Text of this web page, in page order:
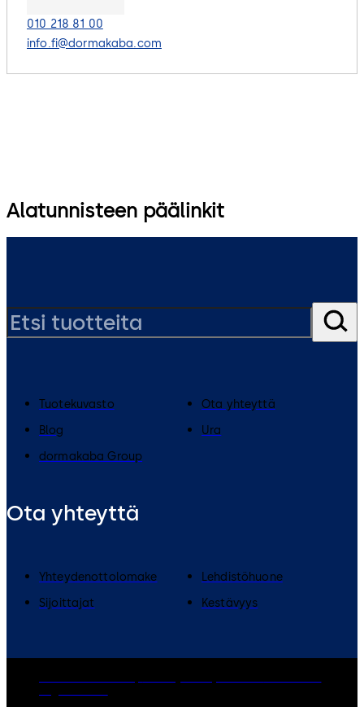
010 218 81 00
info.fi@dormakaba.com
Alatunnisteen päälinkit
Tuotekuvasto
Ota yhteyttä
Blog
Ura
dormakaba Group
Ota yhteyttä
Yhteydenottolomake
Lehdistöhuone
Sijoittajat
Kestävyys